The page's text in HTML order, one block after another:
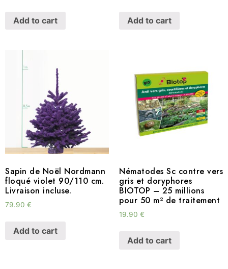
Add to cart Add to cart
Sapin de Noël Nordmann
floqué violet 90/110 cm.
Livraison incluse.
79.90 €
Add to cart
Nématodes Sc contre vers
gris et doryphores
BIOTOP – 25 millions
pour 50 m² de traitement
19.90 €
Add to cart